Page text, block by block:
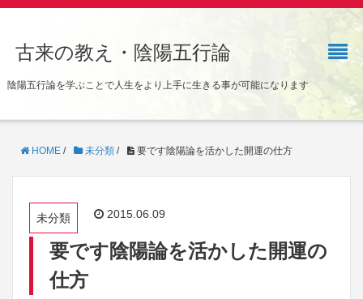
古来の教え・陰陽五行論
陰陽五行論を学ぶことで人生をより上手に生きる事が可能になります
HOME / 未分類 / 要です陰陽論を活かした開運の仕方
未分類 2015.06.09
要です陰陽論を活かした開運の
仕方